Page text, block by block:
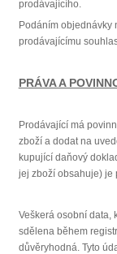
prodávajícího.
Podáním objednávky
prodávajícímu
PRÁVA A
Prodávající má
zboží a dodat na
kupující daňový
jej zboží obsahuje) je
Veškerá osobní data,
sdělena během
důvěryhodná. Tyto